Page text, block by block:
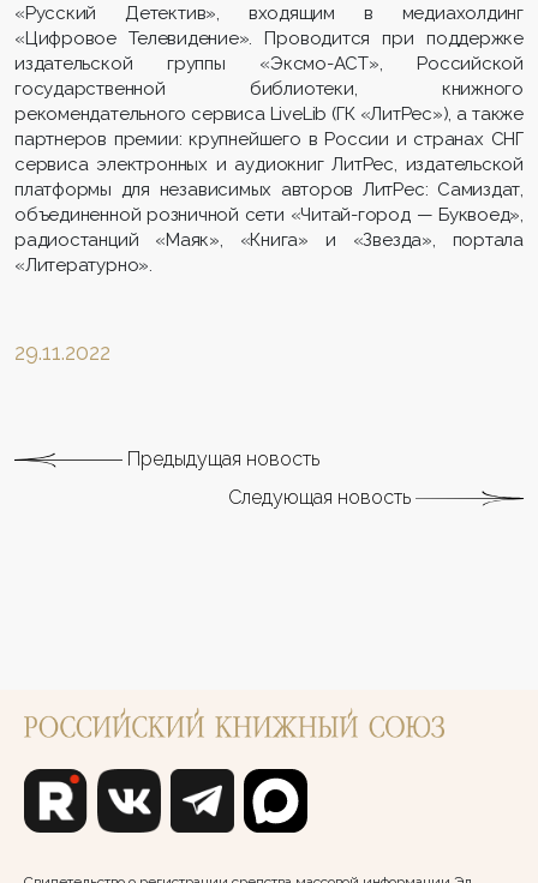
«Русский Детектив», входящим в медиахолдинг
«Цифровое Телевидение». Проводится при поддержке
издательской группы «Эксмо-АСТ», Российской
государственной библиотеки, книжного
рекомендательного сервиса LiveLib (ГК «ЛитРес»), а также
партнеров премии: крупнейшего в России и странах СНГ
сервиса электронных и аудиокниг ЛитРес, издательской
платформы для независимых авторов ЛитРес: Самиздат,
объединенной розничной сети «Читай-город — Буквоед»,
радиостанций «Маяк», «Книга» и «Звезда», портала
«Литературно».
29.11.2022
Предыдущая новость
Следующая новость